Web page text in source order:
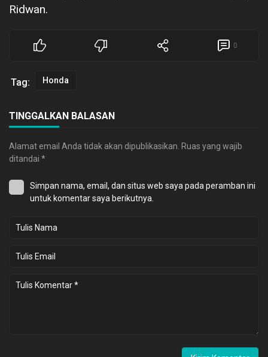
Ridwan.
0
Tag: Honda
TINGGALKAN BALASAN
Alamat email Anda tidak akan dipublikasikan. Ruas yang wajib
ditandai *
Simpan nama, email, dan situs web saya pada peramban ini
untuk komentar saya berikutnya.